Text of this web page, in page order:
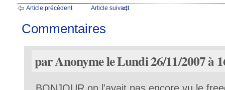
Article précédent Article suivant
Commentaires
par Anonyme le Lundi 26/11/2007 à